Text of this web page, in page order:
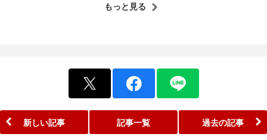
もっと見る
新しい記事 記事一覧 過去の記事